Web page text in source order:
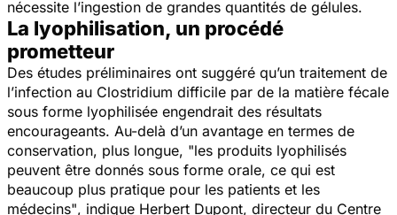
nécessite l’ingestion de grandes quantités de gélules.
La lyophilisation, un procédé
prometteur
Des études préliminaires ont suggéré qu’un traitement de
l’infection au Clostridium difficile par de la matière fécale
sous forme lyophilisée engendrait des résultats
encourageants. Au-delà d’un avantage en termes de
conservation, plus longue, "les produits lyophilisés
peuvent être donnés sous forme orale, ce qui est
beaucoup plus pratique pour les patients et les
médecins", indique Herbert Dupont, directeur du Centre